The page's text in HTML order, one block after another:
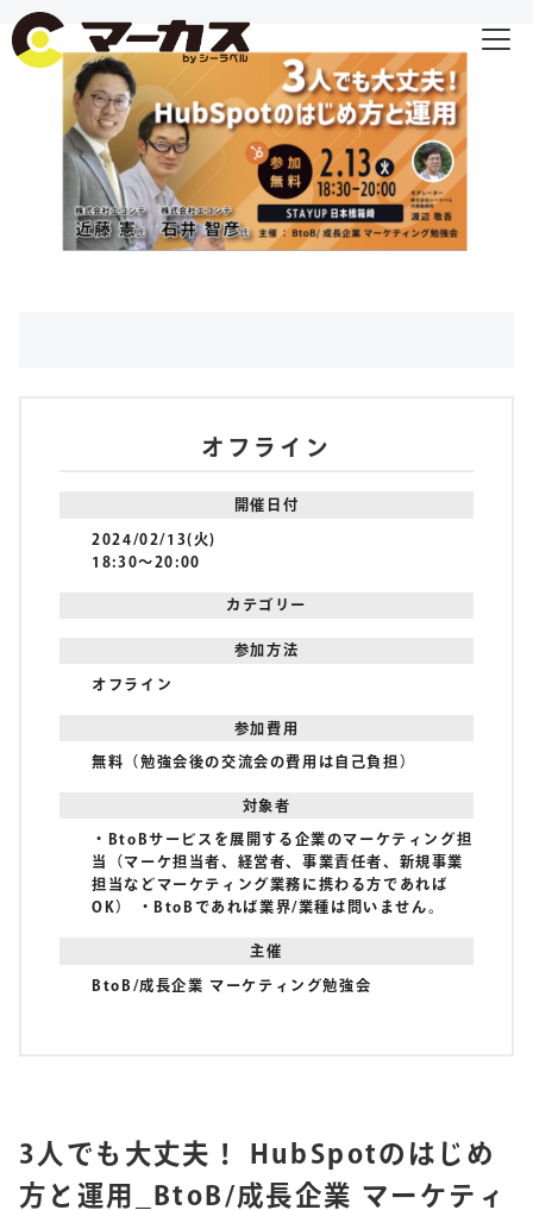
オフライン
開催日付
2024/02/13(火)
18:30〜20:00
カテゴリー
参加方法
オフライン
参加費用
無料（勉強会後の交流会の費用は自己負担）
対象者
・BtoBサービスを展開する企業のマーケティング担
当（マーケ担当者、経営者、事業責任者、新規事業
担当などマーケティング業務に携わる方であれば
OK） ・BtoBであれば業界/業種は問いません。
主催
BtoB/成長企業 マーケティング勉強会
3人でも大丈夫！ HubSpotのはじめ
方と運用_BtoB/成長企業 マーケティ